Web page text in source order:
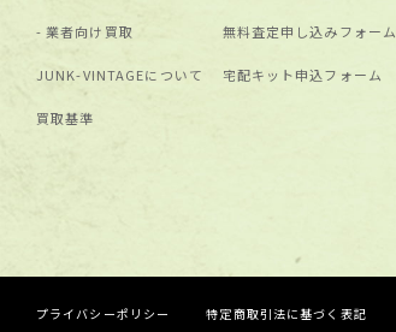
業者向け買取
JUNK-VINTAGEについて
買取基準
無料査定申し込みフォーム
宅配キット申込フォーム
プライバシーポリシー 特定商取引法に基づく表記